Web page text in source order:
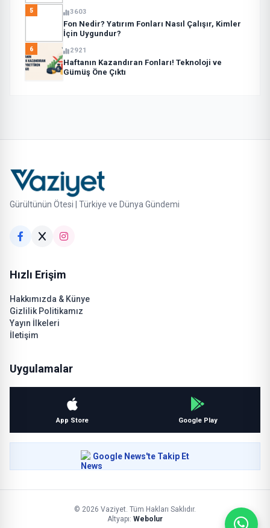
5 3603
Fon Nedir? Yatırım Fonları Nasıl Çalışır, Kimler
İçin Uygundur?
6 2921
Haftanın Kazandıran Fonları! Teknoloji ve
Gümüş Öne Çıktı
Gürültünün Ötesi | Türkiye ve Dünya Gündemi
Hızlı Erişim
Hakkımızda & Künye
Gizlilik Politikamız
Yayın İlkeleri
İletişim
Uygulamalar
App Store Google Play
Google News'te Takip Et
© 2026 Vaziyet. Tüm Hakları Saklıdır.
Altyapı: Webolur